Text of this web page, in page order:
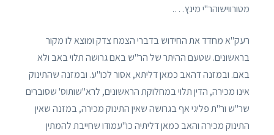
מטורווישוהר"י מינץ….
רעק"א מחדד את החידוש בדברי הצמח צדק ומוצא לו מקור
בראשונים. שטעם ההיתר של הר"ש באם גרושה תלוי באב ולא
באם. ובמזנה דהאב כמאן דליתא, אסור לכו"ע. ובמזנה שהתינוק
אינו מכירה, הדין תלוי במחלוקת הראשונים, לרא"שותוס' שסוברים
שר"ש ור"ת פליגי אף בגרושה שאין התינוק מכירה, במזנה שאין
התינוק מכירה והאב כמאן דליתיה כו"עמודו שחייבת להמתין